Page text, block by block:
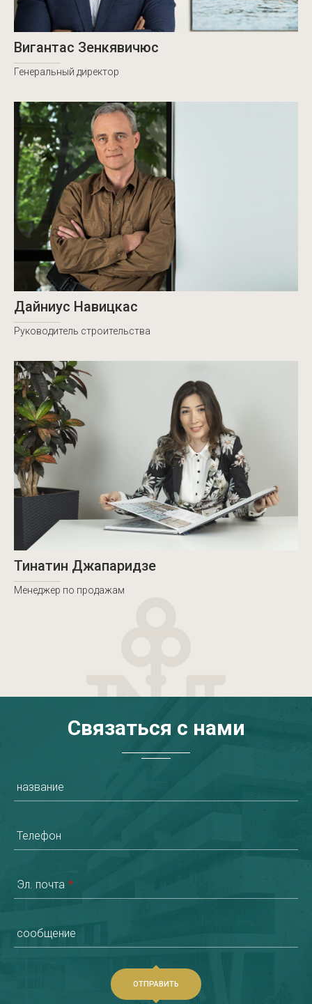
Вигантас Зенкявичюс
Генеральный директор
Дайниус Навицкас
Руководитель строительства
Тинатин Джапаридзе
Менеджер по продажам
Связаться с нами
название
Телефон
Эл. почта *
сообщение
ОТПРАВИТЬ